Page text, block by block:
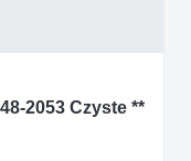
2053 Czyste **